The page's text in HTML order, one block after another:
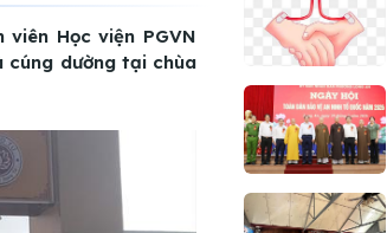
Học viện PGVN
cúng dường tại chùa